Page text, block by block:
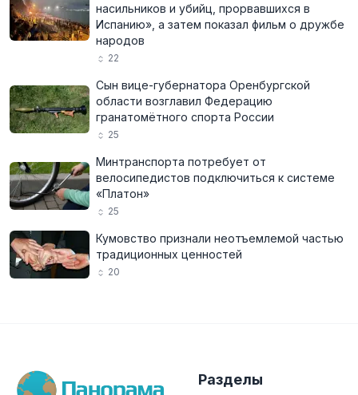
насильников и убийц, прорвавшихся в
Испанию», а затем показал фильм о дружбе
народов
22
Сын вице-губернатора Оренбургской
области возглавил Федерацию
гранатомётного спорта России
25
Минтранспорта потребует от
велосипедистов подключиться к системе
«Платон»
25
Кумовство признали неотъемлемой частью
традиционных ценностей
20
Разделы